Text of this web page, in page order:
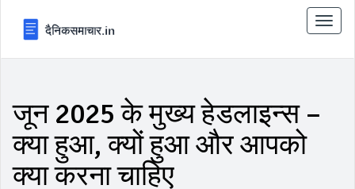
टॉगल
से
जून 2025 के मुख्य हेडलाइन्स –
क्या हुआ, क्यों हुआ और आपको
क्या करना चाहिए